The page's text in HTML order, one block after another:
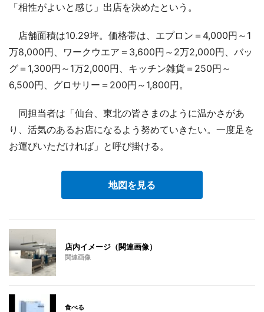
「相性がよいと感じ」出店を決めたという。
店舗面積は10.29坪。価格帯は、エプロン＝4,000円～1
万8,000円、ワークウエア＝3,600円～2万2,000円、バッ
グ＝1,300円～1万2,000円、キッチン雑貨＝250円～
6,500円、グロサリー＝200円～1,800円。
同担当者は「仙台、東北の皆さまのように温かさがあ
り、活気のあるお店になるよう努めていきたい。一度足を
お運びいただければ」と呼び掛ける。
地図を見る
店内イメージ（関連画像）
関連画像
食べる